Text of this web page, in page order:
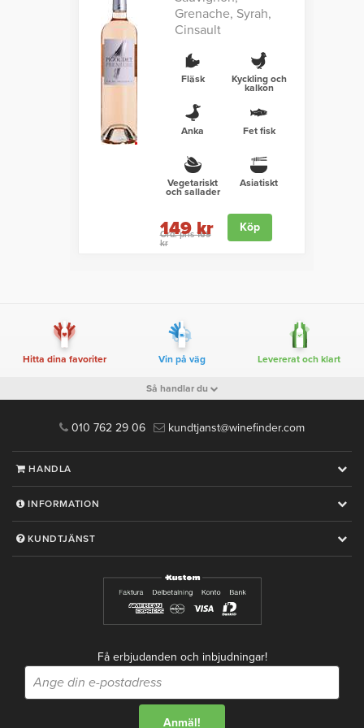
Grenache, Syrah,
Cinsault
Fläsk Kyckling och
kalkon
Anka Fet fisk
Vegetariskt
och sallader
Asiatiskt
Ord. pris 169
kr
149 kr Köp
Hitta dina favoriter Vin på väg Levererat och klart
Så handlar du
010 762 29 06 kundtjanst@winefinder.com
HANDLA
INFORMATION
KUNDTJÄNST
Få erbjudanden och inbjudningar!